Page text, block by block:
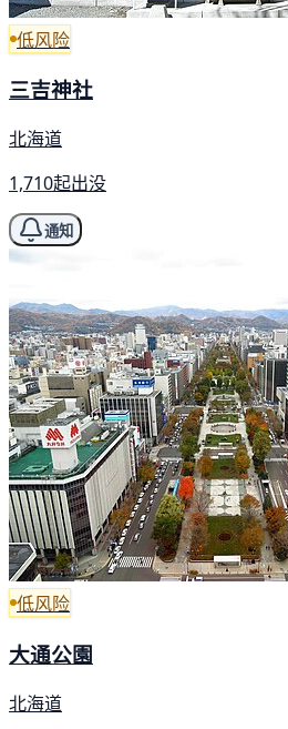
低风险
三吉神社
北海道
1,710起出没
通知
低风险
大通公園
北海道